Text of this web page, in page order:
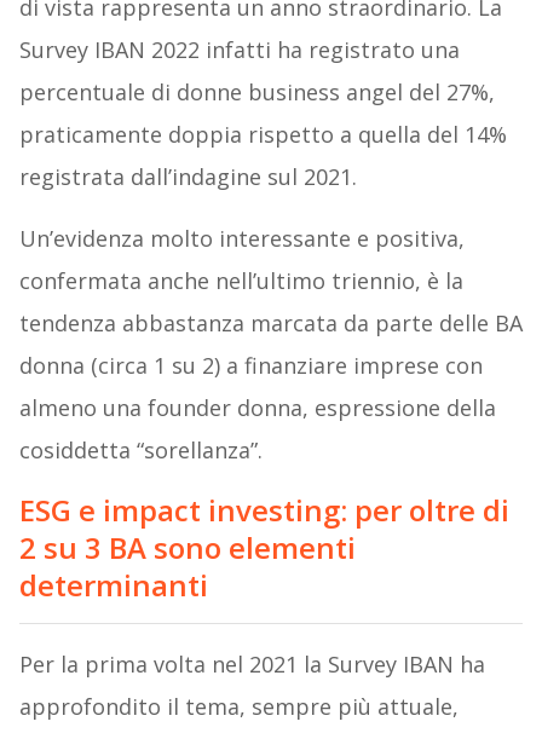
di vista rappresenta un anno straordinario. La
Survey IBAN 2022 infatti ha registrato una
percentuale di donne business angel del 27%,
praticamente doppia rispetto a quella del 14%
registrata dall’indagine sul 2021.
Un’evidenza molto interessante e positiva,
confermata anche nell’ultimo triennio, è la
tendenza abbastanza marcata da parte delle BA
donna (circa 1 su 2) a finanziare imprese con
almeno una founder donna, espressione della
cosiddetta “sorellanza”.
ESG e impact investing: per oltre di
2 su 3 BA sono elementi
determinanti
Per la prima volta nel 2021 la Survey IBAN ha
approfondito il tema, sempre più attuale,